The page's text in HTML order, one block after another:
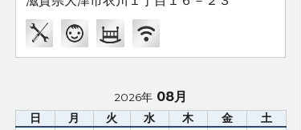
2026年 08月
日 月 火 水 木 金 土